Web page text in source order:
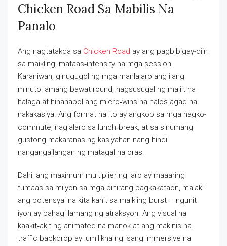
Chicken Road Sa Mabilis Na
Panalo
Ang nagtatakda sa Chicken Road ay ang pagbibigay-diin
sa maikling, mataas‑intensity na mga session.
Karaniwan, ginugugol ng mga manlalaro ang ilang
minuto lamang bawat round, nagsusugal ng maliit na
halaga at hinahabol ang micro‑wins na halos agad na
nakakasiya. Ang format na ito ay angkop sa mga nagko-
commute, naglalaro sa lunch‑break, at sa sinumang
gustong makaranas ng kasiyahan nang hindi
nangangailangan ng matagal na oras.
Dahil ang maximum multiplier ng laro ay maaaring
tumaas sa milyon sa mga bihirang pagkakataon, malaki
ang potensyal na kita kahit sa maikling burst – ngunit
iyon ay bahagi lamang ng atraksyon. Ang visual na
kaakit‑akit ng animated na manok at ang makinis na
traffic backdrop ay lumilikha ng isang immersive na